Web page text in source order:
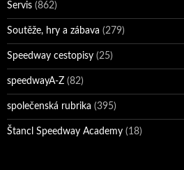
Servis (862)
Soutěže, hry a zábava (279)
Speedway cestopisy (25)
speedwayA-Z (82)
společenská rubrika (395)
Štancl Speedway Academy (18)